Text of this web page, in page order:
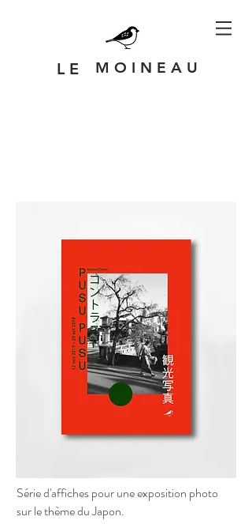
M O I N E A U
L E
Série d'affiches pour une exposition photo
sur le thème du Japon.